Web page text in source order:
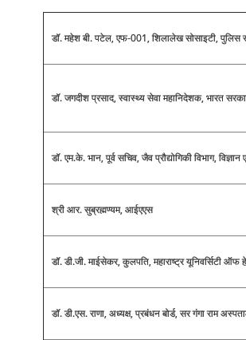
डॉ. महेश बी. पटेल, एफ-001, शिलालेख सोसाइटी, पुलिस
डॉ. जगदीश प्रसाद, स्वास्थ्य सेवा महानिदेशक, भारत
डॉ. एम.के. भान, पूर्व सचिव, जैव प्रौद्योगिकी विभाग, विज्ञान
श्री आर. सुब्रह्मण्यम, आईएएस
डॉ. डी.जी. माईसेकर, कुलपति, महाराष्ट्र यूनिवर्सिटी
डॉ. डी.एस. राणा, अध्यक्ष, प्रबंधन बोर्ड, सर गंगा राम